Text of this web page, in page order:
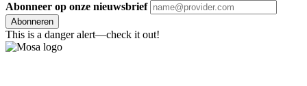
Abonneer op onze nieuwsbrief
Abonneren
This is a danger alert—check it out!